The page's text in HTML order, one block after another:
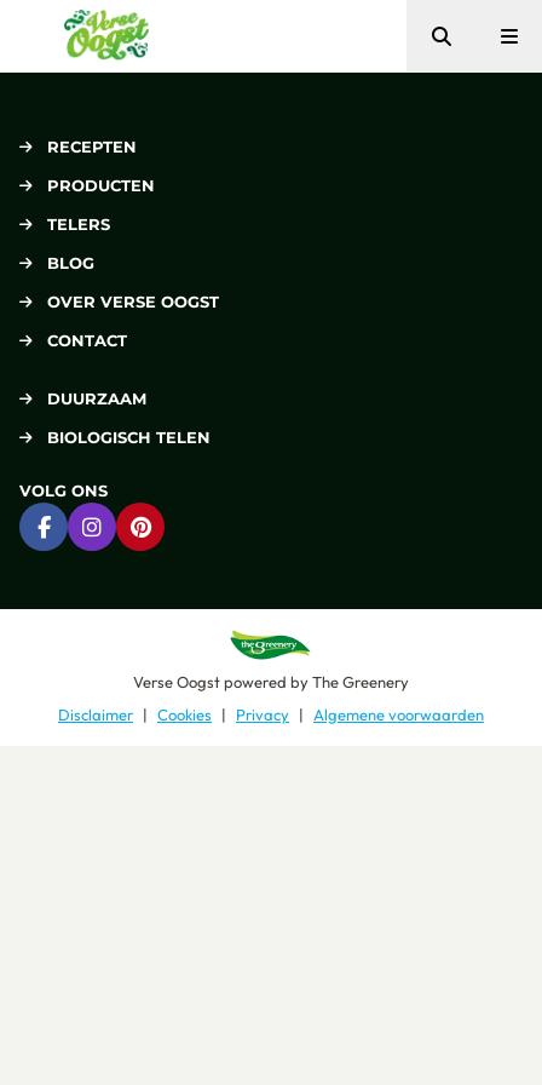
Verse Oogst
Zoeken
RECEPTEN
PRODUCTEN
TELERS
BLOG
OVER VERSE OOGST
CONTACT
DUURZAAM
BIOLOGISCH TELEN
VOLG ONS
Ga naar Facebook
Ga naar Instagram
Ga naar Pinterest
Verse Oogstpowered byThe Greenery
Disclaimer
Cookies Privacy Algemene voorwaarden